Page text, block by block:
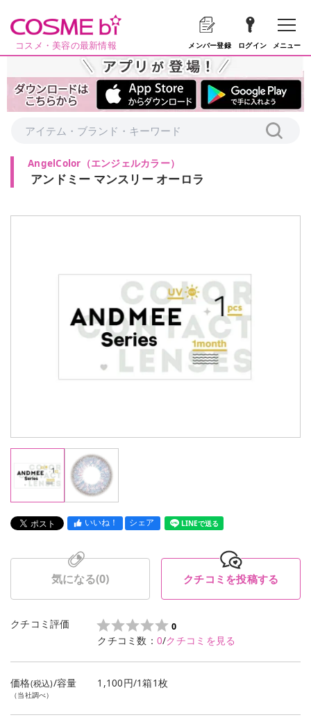
コスメ・美容の最新情報 メンバー登録 ログイン メニュー
AngelColor （エンジェルカラー）
アンドミー マンスリー オーロラ
いいね！ シェア LINEで送る
気になる(0) クチコミを投稿する
クチコミ評価 0
クチコミ数： 0/クチコミを見る
価格(税込)/容量
（当社調べ）
1,100円/1箱1枚